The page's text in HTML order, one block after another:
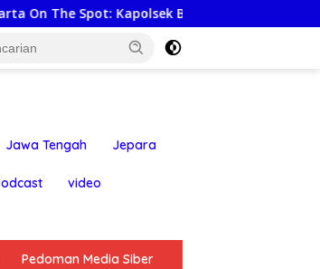
Bekasi Barat himbau Warga Tolak Hoaks &
Jawa Tengah Jepara
video
Pedoman Media Siber